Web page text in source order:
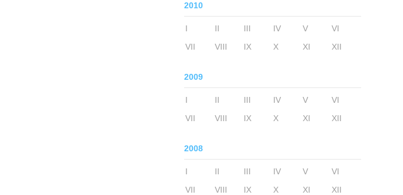
2010
I II III IV V
VI
VII
VIII IX X XI XII
2009
I II III IV V
VI
VII
VIII IX X XI XII
2008
I II III IV V
VI
VII
VIII IX X XI XII